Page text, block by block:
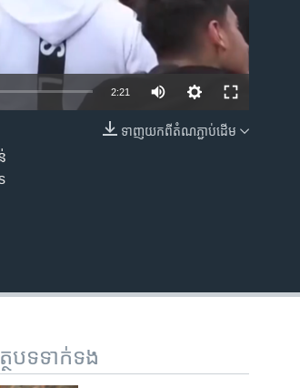
EMBED
2:21
ទាញ​យក​ពី​តំណភ្ជាប់​ដើម
ថបទ​ទាក់ទង